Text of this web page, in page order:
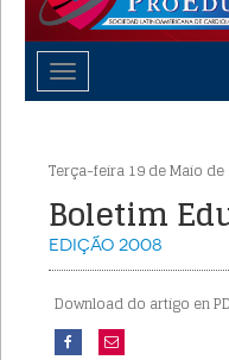
Toggle
navigation
Terça-feira 19 de Maio de
Boletim
Edição2008
Download do artigo en